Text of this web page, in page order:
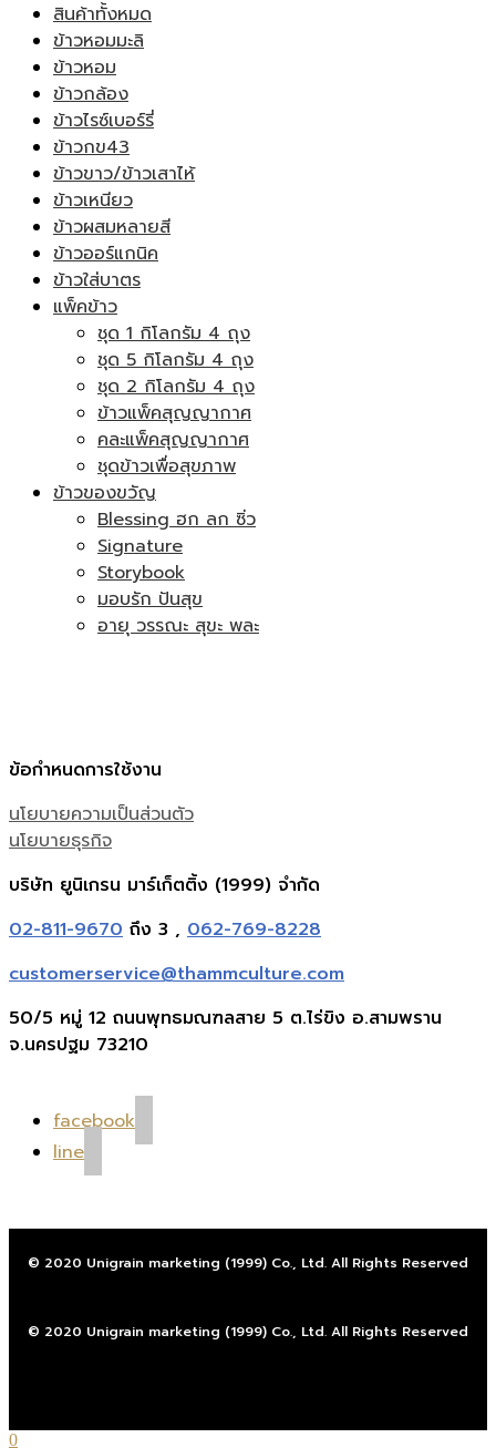
สินค้าทั้งหมด
ข้าวหอมมะลิ
ข้าวหอม
ข้าวกล้อง
ข้าวไรซ์เบอร์รี่
ข้าวกข43
ข้าวขาว/ข้าวเสาไห้
ข้าวเหนียว
ข้าวผสมหลายสี
ข้าวออร์แกนิค
ข้าวใส่บาตร
แพ็คข้าว
ชุด 1 กิโลกรัม 4 ถุง
ชุด 5 กิโลกรัม 4 ถุง
ชุด 2 กิโลกรัม 4 ถุง
ข้าวแพ็คสุญญากาศ
คละแพ็คสุญญากาศ
ชุดข้าวเพื่อสุขภาพ
ข้าวของขวัญ
Blessing ฮก ลก ซิ่ว
Signature
Storybook
มอบรัก ปันสุข
อายุ วรรณะ สุขะ พละ
ข้อกำหนดการใช้งาน
นโยบายความเป็นส่วนตัว
นโยบายธุรกิจ
บริษัท ยูนิเกรน มาร์เก็ตติ้ง (1999) จำกัด
02-811-9670 ถึง 3 , 062-769-8228
customerservice@thammculture.com
50/5 หมู่ 12 ถนนพุทธมณฑลสาย 5 ต.ไร่ขิง อ.สามพราน
จ.นครปฐม 73210
facebook
line
© 2020 Unigrain marketing (1999) Co., Ltd. All Rights Reserved
© 2020 Unigrain marketing (1999) Co., Ltd. All Rights Reserved
0